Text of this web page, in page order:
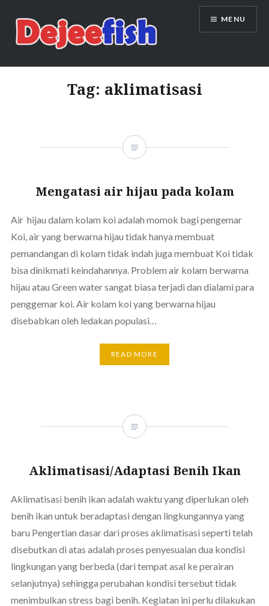
content
DEJEEFISH | PRODUSEN BENIH
IKAN BERKUALITAS INDONESIA
MENU
Tag: aklimatisasi
Mengatasi air hijau pada kolam
Air hijau dalam kolam koi adalah momok bagi pengemar
Koi, air yang berwarna hijau tidak hanya membuat
pemandangan di kolam tidak indah juga membuat Koi tidak
bisa dinikmati keindahannya. Problem air kolam berwarna
hijau atau Green water sangat biasa terjadi dan dialami para
penggemar koi. Air kolam koi yang berwarna hijau
disebabkan oleh ledakan populasi…
READ MORE
Aklimatisasi/Adaptasi Benih Ikan
Aklimatisasi benih ikan adalah waktu yang diperlukan oleh
benih ikan untuk beradaptasi dengan lingkungannya yang
baru Pengertian dasar dari proses aklimatisasi seperti telah
disebutkan di atas adalah proses penyesuaian dua kondisi
lingkungan yang berbeda (dari tempat asal ke perairan
selanjutnya) sehingga perubahan kondisi tersebut tidak
menimbulkan stress bagi benih. Kegiatan ini perlu dilakukan